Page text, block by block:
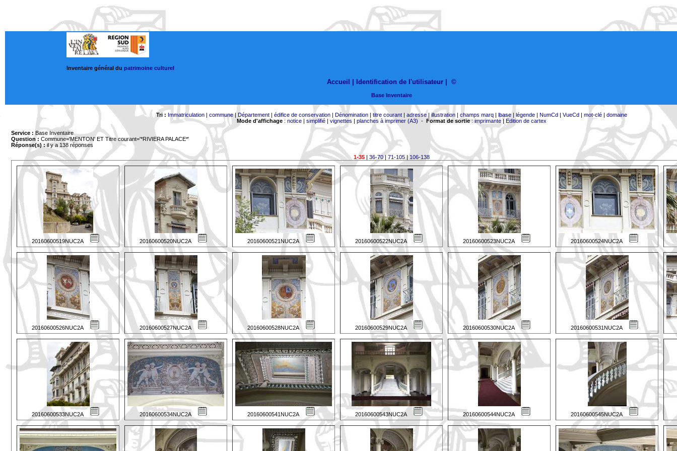
Inventaire général du patrimoine culturel
Accueil | Identification de l'utilisateur ©
Base Inventaire
Tri : Immatriculation| commune| Département| édifice de conservation| Dénomination| titre courant| adresse|illustration| champs marq| lbase| légende| NumCd| VueCd| mot-clé| domaine
Mode d'affichage: notice| simplifié| vignettes | planches à imprimer (A3) - Format de sortie:imprimante| Edition de cartex
Service : Base Inventaire
Question : Commune='MENTON' ET Titre courant='*RIVIERA PALACE*'
Réponse(s) :il y a 138 réponses
1-35| 36-70| 71-105|106-138
20160600519NUC2A 20160600520NUC2A 20160600521NUC2A 20160600522NUC2A 20160600523NUC2A 20160600524NUC2A
20160600526NUC2A 20160600527NUC2A 20160600528NUC2A 20160600529NUC2A 20160600530NUC2A 20160600531NUC2A
20160600533NUC2A 20160600534NUC2A 20160600541NUC2A 20160600543NUC2A 20160600544NUC2A 20160600545NUC2A